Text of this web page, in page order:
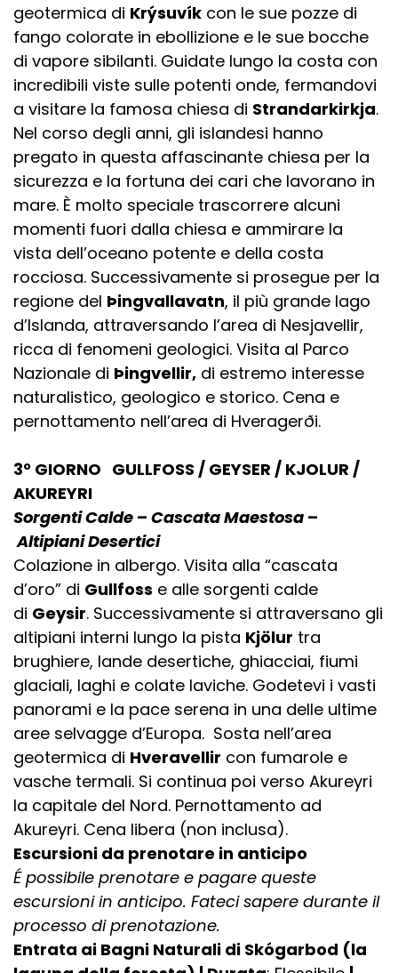
geotermica di Krýsuvík con le sue pozze di
fango colorate in ebollizione e le sue bocche
di vapore sibilanti. Guidate lungo la costa con
incredibili viste sulle potenti onde, fermandovi
a visitare la famosa chiesa di Strandarkirkja.
Nel corso degli anni, gli islandesi hanno
pregato in questa affascinante chiesa per la
sicurezza e la fortuna dei cari che lavorano in
mare. È molto speciale trascorrere alcuni
momenti fuori dalla chiesa e ammirare la
vista dell’oceano potente e della costa
rocciosa. Successivamente si prosegue per la
regione del Þingvallavatn, il più grande lago
d’Islanda, attraversando l’area di Nesjavellir,
ricca di fenomeni geologici. Visita al Parco
Nazionale di Þingvellir, di estremo interesse
naturalistico, geologico e storico. Cena e
pernottamento nell’area di Hveragerði.
3° GIORNO GULLFOSS / GEYSER / KJOLUR /
AKUREYRI
Sorgenti Calde – Cascata Maestosa –
Altipiani Desertici
Colazione in albergo. Visita alla “cascata
d’oro” di Gullfoss e alle sorgenti calde
di Geysir. Successivamente si attraversano gli
altipiani interni lungo la pista Kjölur tra
brughiere, lande desertiche, ghiacciai, fiumi
glaciali, laghi e colate laviche. Godetevi i vasti
panorami e la pace serena in una delle ultime
aree selvagge d’Europa. Sosta nell’area
geotermica di Hveravellir con fumarole e
vasche termali. Si continua poi verso Akureyri
la capitale del Nord. Pernottamento ad
Akureyri. Cena libera (non inclusa).
Escursioni da prenotare in anticipo
É possibile prenotare e pagare queste
escursioni in anticipo. Fateci sapere durante il
processo di prenotazione.
Entrata ai Bagni Naturali di Skógarbod (la